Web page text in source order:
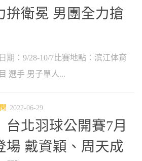
拚衛冕 男團全力搶
期：9/28-10/7比賽地點：滨江体育
選手 男子單人...
2022-06-29
台北羽球公開賽7月
場 戴資穎、周天成